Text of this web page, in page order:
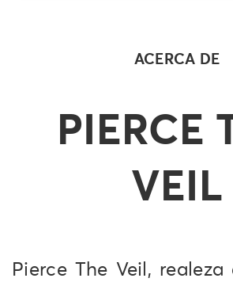
ACERCA DE
PIERCE
VEIL
Pierce The Veil,